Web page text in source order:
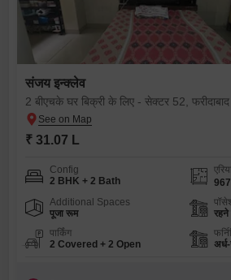
संजय इन्क्लेव
2 बीएचके घर बिक्री के लिए - सेक्टर 52, फरीदाबाद
₹ 31.07 L
Config
2 BHK + 2 Bath
एरिया
967
Additional Spaces
पूजा रूम
रहने
पार्किंग
2 Covered + 2 Open